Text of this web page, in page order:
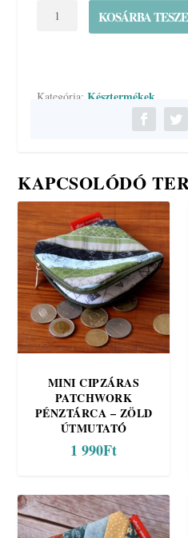
lila-
KOSÁRBA
Kategória:Késztermékek
KAPCSOLÓDÓ
MINI CIPZÁRAS
PATCHWORK
PÉNZTÁRCA – ZÖLD
ÚTMUTATÓ
1 990Ft